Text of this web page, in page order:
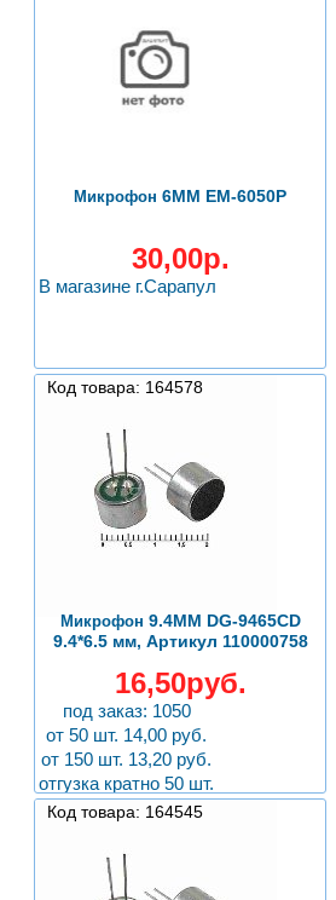
Микрофон 6ММ EM-6050P
30,00р.
В магазине г.Сарапул
Код товара: 164578
Микрофон 9.4ММ DG-9465CD
9.4*6.5 мм, Артикул 110000758
16,50руб.
под заказ: 1050
от 50 шт. 14,00 руб.
от 150 шт. 13,20 руб.
отгузка кратно 50 шт.
Код товара: 164545